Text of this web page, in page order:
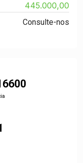
445.000,00
Consulte-nos